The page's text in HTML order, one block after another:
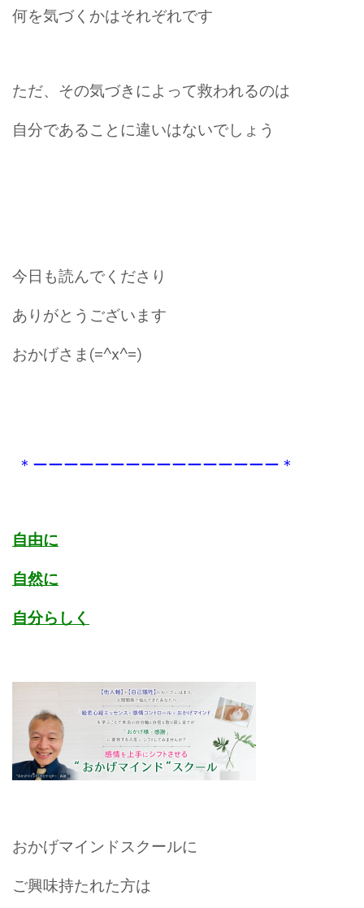
何を気づくかはそれぞれです
ただ、その気づきによって救われるのは
自分であることに違いはないでしょう
今日も読んでくださり
ありがとうございます
おかげさま(=^x^=)
＊ーーーーーーーーーーーーーーーー＊
自由に
自然に
自分らしく
おかげマインドスクールに
ご興味持たれた方は